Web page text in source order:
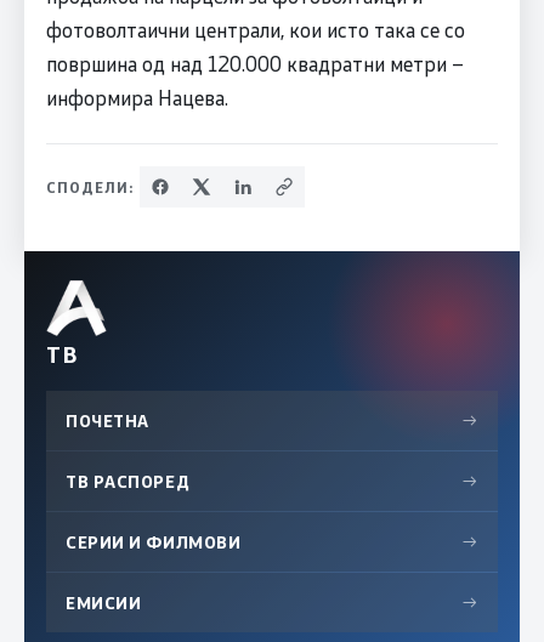
фотоволтаични централи, кои исто така се со
површина од над 120.000 квадратни метри –
информира Нацева.
СПОДЕЛИ:
ТВ
ПОЧЕТНА →
ТВ РАСПОРЕД →
СЕРИИ И ФИЛМОВИ →
ЕМИСИИ →